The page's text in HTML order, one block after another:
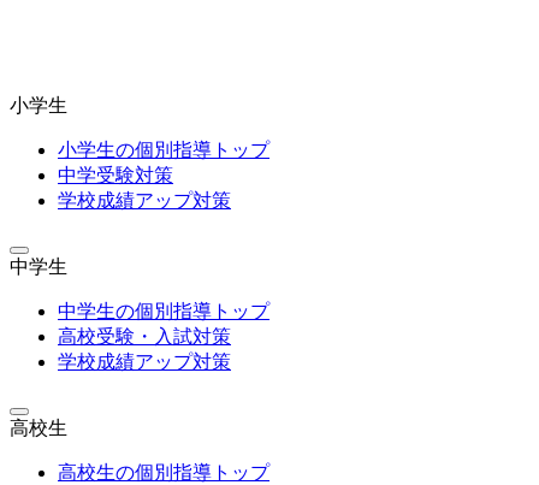
小学生
小学生の個別指導トップ
中学受験対策
学校成績アップ対策
中学生
中学生の個別指導トップ
高校受験・入試対策
学校成績アップ対策
高校生
高校生の個別指導トップ